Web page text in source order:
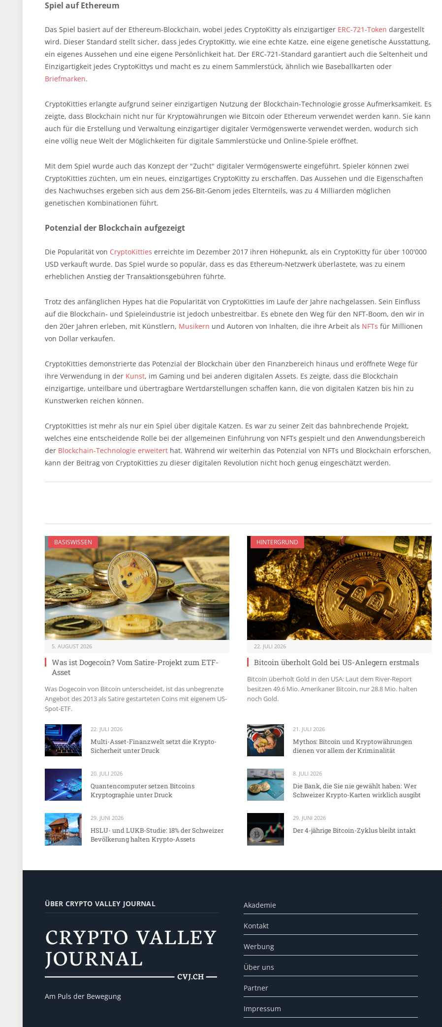
Spiel auf Ethereum
Das Spiel basiert auf der Ethereum-Blockchain, wobei jedes CryptoKitty als einzigartiger ERC-721-Token dargestellt
wird. Dieser Standard stellt sicher, dass jedes CryptoKitty, wie eine echte Katze, eine eigene genetische Ausstattung,
ein eigenes Aussehen und eine eigene Persönlichkeit hat. Der ERC-721-Standard garantiert auch die Seltenheit und
Einzigartigkeit jedes CryptoKittys und macht es zu einem Sammlerstück, ähnlich wie Baseballkarten oder
Briefmarken.
CryptoKitties erlangte aufgrund seiner einzigartigen Nutzung der Blockchain-Technologie grosse Aufmerksamkeit. Es
zeigte, dass Blockchain nicht nur für Kryptowährungen wie Bitcoin oder Ethereum verwendet werden kann. Sie kann
auch für die Erstellung und Verwaltung einzigartiger digitaler Vermögenswerte verwendet werden, wodurch sich
eine völlig neue Welt der Möglichkeiten für digitale Sammlerstücke und Online-Spiele eröffnet.
Mit dem Spiel wurde auch das Konzept der "Zucht" digitaler Vermögenswerte eingeführt. Spieler können zwei
CryptoKitties züchten, um ein neues, einzigartiges CryptoKitty zu erschaffen. Das Aussehen und die Eigenschaften
des Nachwuchses ergeben sich aus dem 256-Bit-Genom jedes Elternteils, was zu 4 Milliarden möglichen
genetischen Kombinationen führt.
Potenzial der Blockchain aufgezeigt
Die Popularität von CryptoKitties erreichte im Dezember 2017 ihren Höhepunkt, als ein CryptoKitty für über 100'000
USD verkauft wurde. Das Spiel wurde so populär, dass es das Ethereum-Netzwerk überlastete, was zu einem
erheblichen Anstieg der Transaktionsgebühren führte.
Trotz des anfänglichen Hypes hat die Popularität von CryptoKitties im Laufe der Jahre nachgelassen. Sein Einfluss
auf die Blockchain- und Spieleindustrie ist jedoch unbestreitbar. Es ebnete den Weg für den NFT-Boom, den wir in
den 20er Jahren erleben, mit Künstlern, Musikern und Autoren von Inhalten, die ihre Arbeit als NFTs für Millionen
von Dollar verkaufen.
CryptoKitties demonstrierte das Potenzial der Blockchain über den Finanzbereich hinaus und eröffnete Wege für
ihre Verwendung in der Kunst, im Gaming und bei anderen digitalen Assets. Es zeigte, dass die Blockchain
einzigartige, unteilbare und übertragbare Wertdarstellungen schaffen kann, die von digitalen Katzen bis hin zu
Kunstwerken reichen können.
CryptoKitties ist mehr als nur ein Spiel über digitale Katzen. Es war zu seiner Zeit das bahnbrechende Projekt,
welches eine entscheidende Rolle bei der allgemeinen Einführung von NFTs gespielt und den Anwendungsbereich
der Blockchain-Technologie erweitert hat. Während wir weiterhin das Potenzial von NFTs und Blockchain erforschen,
kann der Beitrag von CryptoKitties zu dieser digitalen Revolution nicht hoch genug eingeschätzt werden.
BASISWISSEN
5. AUGUST 2026
Was ist Dogecoin? Vom Satire-Projekt zum ETF-
Asset
Was Dogecoin von Bitcoin unterscheidet, ist das unbegrenzte
Angebot des 2013 als Satire gestarteten Coins mit eigenem US-
Spot-ETF.
HINTERGRUND
22. JULI 2026
Bitcoin überholt Gold bei US-Anlegern erstmals
Bitcoin überholt Gold in den USA: Laut dem River-Report
besitzen 49.6 Mio. Amerikaner Bitcoin, nur 28.8 Mio. halten
noch Gold.
22. JULI 2026
Multi-Asset-Finanzwelt setzt die Krypto-
Sicherheit unter Druck
21. JULI 2026
Mythos: Bitcoin und Kryptowährungen
dienen vor allem der Kriminalität
20. JULI 2026
Quantencomputer setzen Bitcoins
Kryptographie unter Druck
8. JULI 2026
Die Bank, die Sie nie gewählt haben: Wer
Schweizer Krypto-Karten wirklich ausgibt
29. JUNI 2026
HSLU- und LUKB-Studie: 18% der Schweizer
Bevölkerung halten Krypto-Assets
29. JUNI 2026
Der 4-jährige Bitcoin-Zyklus bleibt intakt
ÜBER CRYPTO VALLEY JOURNAL
Am Puls der Bewegung
Akademie
Kontakt
Werbung
Über uns
Partner
Impressum